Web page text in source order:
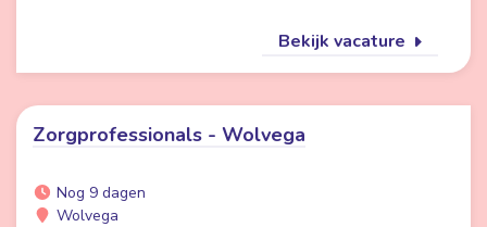
Bekijk vacature
Zorgprofessionals - Wolvega
Nog 9 dagen
Wolvega